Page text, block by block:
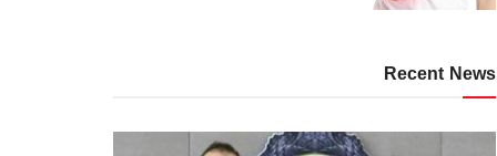
Recent News